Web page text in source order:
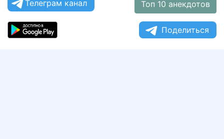
Телеграм канал Топ 10 анекдотов
Поделиться